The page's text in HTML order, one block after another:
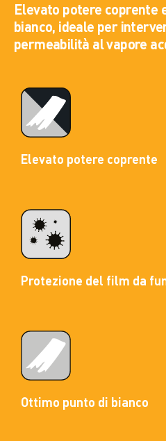
Elevato potere coprente
bianco, ideale per
permeabilità al vapore
Elevato potere coprente
Protezione del film da
Ottimo punto di bianco